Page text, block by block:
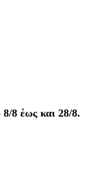
8/8 έως και 28/8.